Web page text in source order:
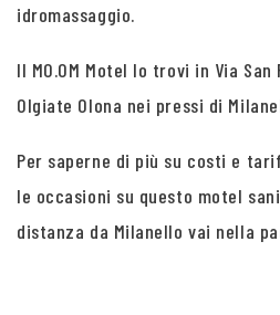
idromassaggio.
Il MO.OM Motel lo trovi in Via San
Olgiate Olona nei pressi di
Per saperne di più su costi e
le occasioni su questo motel
distanza da Milanello vai nella